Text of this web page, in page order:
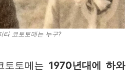
타 코토토메는 누구?
토토메는 1970년대에 하와